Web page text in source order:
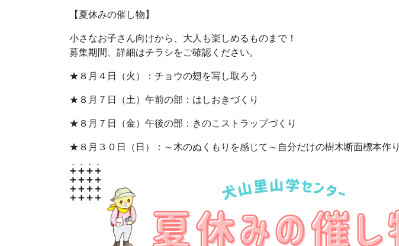
【夏休みの催し物】
小さなお子さん向けから、大人も楽しめるものまで！
募集期間、詳細はチラシをご確認ください。
★８月４日（火）：チョウの翅を写し取ろう
★８月７日（土）午前の部：はしおきづくり
★８月７日（金）午後の部：きのこストラップづくり
★８月３０日（日）：～木のぬくもりを感じて～自分だけの樹木断面標本作り